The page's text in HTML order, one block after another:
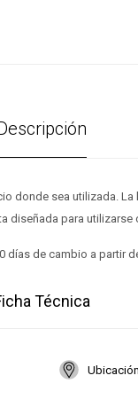
donde sea utilizada.
diseñada para utilizarse
días de cambio a partir
Técnica
Ubicación